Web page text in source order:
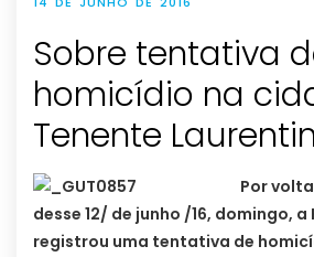
Sobre tentativa
homicídio na
Tenente
Por
desse 12/ de junho /16, domingo,
registrou uma tentativa de